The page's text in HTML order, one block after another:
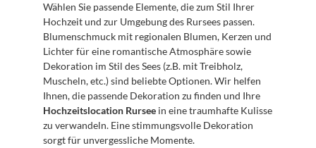
Wählen Sie passende Elemente, die zum Stil Ihrer
Hochzeit und zur Umgebung des Rursees passen.
Blumenschmuck mit regionalen Blumen, Kerzen und
Lichter für eine romantische Atmosphäre sowie
Dekoration im Stil des Sees (z.B. mit Treibholz,
Muscheln, etc.) sind beliebte Optionen. Wir helfen
Hochzeitslocation Rursee in eine traumhafte Kulisse
zu verwandeln. Eine stimmungsvolle Dekoration
sorgt für unvergessliche Momente.